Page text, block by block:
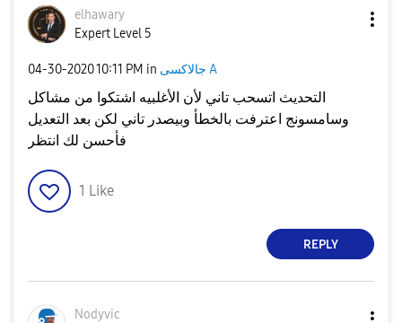
elhawary
Expert Level 5
‎04-30-202010:11 PM in جالاكسى A
التحديث اتسحب تاني لأن الأغلبيه اشتكوا من مشاكل
وسامسونج اعترفت بالخطأ وبيصدر تاني لكن بعد التعديل
فأحسن لك انتظر
1 Like
REPLY
Nodyvic